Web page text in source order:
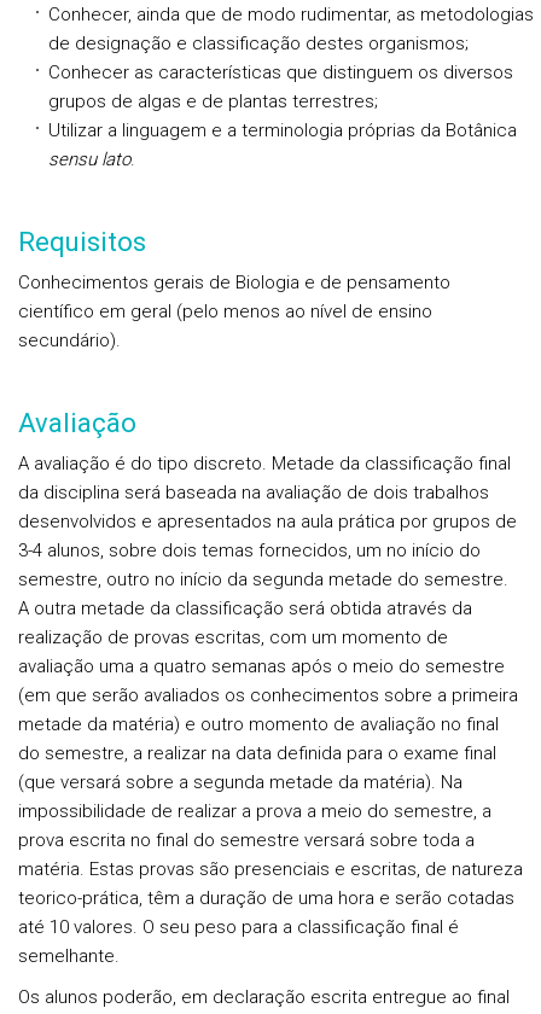
Conhecer, ainda que de modo rudimentar, as metodologias
de designação e classificação destes organismos;
Conhecer as características que distinguem os diversos
grupos de algas e de plantas terrestres;
Utilizar a linguagem e a terminologia próprias da Botânica
sensu lato.
Requisitos
Conhecimentos gerais de Biologia e de pensamento
científico em geral (pelo menos ao nível de ensino
secundário).
Avaliação
A avaliação é do tipo discreto. Metade da classificação final
da disciplina será baseada na avaliação de dois trabalhos
desenvolvidos e apresentados na aula prática por grupos de
3-4 alunos, sobre dois temas fornecidos, um no início do
semestre, outro no início da segunda metade do semestre.
A outra metade da classificação será obtida através da
realização de provas escritas, com um momento de
avaliação uma a quatro semanas após o meio do semestre
(em que serão avaliados os conhecimentos sobre a primeira
metade da matéria) e outro momento de avaliação no final
do semestre, a realizar na data definida para o exame final
(que versará sobre a segunda metade da matéria). Na
impossibilidade de realizar a prova a meio do semestre, a
prova escrita no final do semestre versará sobre toda a
matéria. Estas provas são presenciais e escritas, de natureza
teorico-prática, têm a duração de uma hora e serão cotadas
até 10 valores. O seu peso para a classificação final é
semelhante.
Os alunos poderão, em declaração escrita entregue ao final